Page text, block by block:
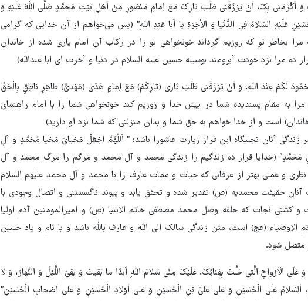
وَ اَکْرَمَنی بِکَ، اَنْ یَرْزُقَنی طَلَبَ ثارِکَ مَعَ اِمامٍ مَنْصُورٍ مِنْ اَهْلِ بَیْتِ مُحَمَّدٍ صَلَّی اللّهُ عَلَیْهِ وَ
عَلَیْهِ السّلامُ فِی الدُّنْیا وَ الاْخِرَةِ یا اَبا عَبْدِ اللّهِ” (پس می‌خواهم از آن خدایی که گرامی
بخاطر تو که روزیم گرداند خونخواهی تو را در رکاب آن امام‏ یاری شده از خاندان
ده مرا نزد خودت آبرومند بوسیله حسین علیه السلام در دنیا و آخرت ای ابا عبداللّه)
لَکُمْ عِنْدَ اللّهِ، وَ اَنْ یَرْزُقَنی طَلَبَ ثاری (ثارِکُمْ) مَعَ اِمامٍ هُدًی (مَهْدیٍّ) ظاهِرٍ ناطِقٍ بِالْحَقِّ
به مقام پسندیده شما در پیش خدا و روزیم کند خونخواهی شما را با امام راهنمای
است و از خدا خواهم به حق شما و بدان منزلتی که شما نزد او دارید)
زندگی آنان تجلیگاه این فراز زیارت عاشورا باشد: ” اَللّهُمَّ اجْعَلْ مَحْیایَ مَحْیا مُحَمَّدٍ وَ آلِ
(خدایا قرار ده زندگیم را زندگی محمد و آل محمد و مرگم را مرگ‏ محمد و آل
و عملی بهتر از عرفانی که حیات و ممات عارف را با محمد و آل محمد علیهم السلام
حقیقت محمدیه (ص) تقدیر شده و تحقق یابد و پیوند ناگسستنی و اتصال وجودی با
کشتی نجات که حلقه وصل محمد مصطفی خاتم الانبیا (ص) و امیرالمومنین آدم اولیا
الاوصیاء (عج) است، متن زندگی سالک الی الله و عارف بالله باشد و با نام و یاد حسین
متصل شود.
عَلَی الْاَرْواحِ الَّتی حَلَّتْ بِفِنائِکَ، عَلَیْکَ مِنّی سَلامُ اللّهِ اَبَدًا ما بَقیتُ وَ بَقِیَ اللَّیْلُ وَ النَّهارُ، وَ لا
اَلسَّلامُ عَلَی الْحُسَیْنِ وَ عَلی عَلیِّ بْنِ الْحُسَیْنِ وَ عَلی اَوْلادِ الْحُسَیْنِ وَ عَلی اَصْحابِ الْحُسَیْنِ”